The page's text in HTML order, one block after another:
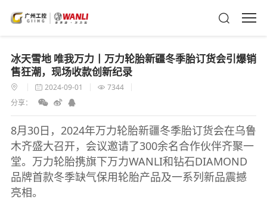
冰天雪地 唯我万力丨万力轮胎新疆冬季胎订货会引爆销
售狂潮，现场收款创新纪录
2024-09-01
7344
分享：
8月30日，2024年万力轮胎新疆冬季胎订货会在乌鲁
木齐盛大召开，会议邀请了300余名合作伙伴齐聚一
堂。万力轮胎携旗下万力WANLI和钻石DIAMOND
品牌首款冬季缺气保用轮胎产品及一系列新品震撼
亮相。